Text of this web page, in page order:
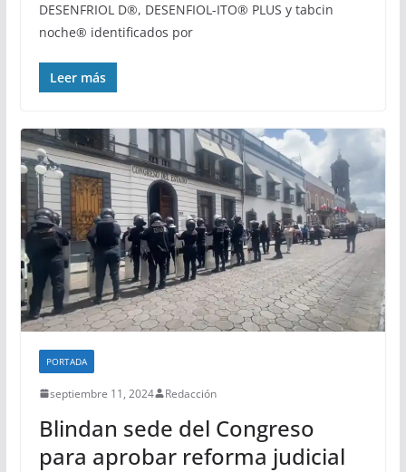
DESENFRIOL D®, DESENFIOL-ITO® PLUS y tabcin
noche® identificados por
Leer más
PORTADA
septiembre 11, 2024 Redacción
Blindan sede del Congreso
para aprobar reforma judicial